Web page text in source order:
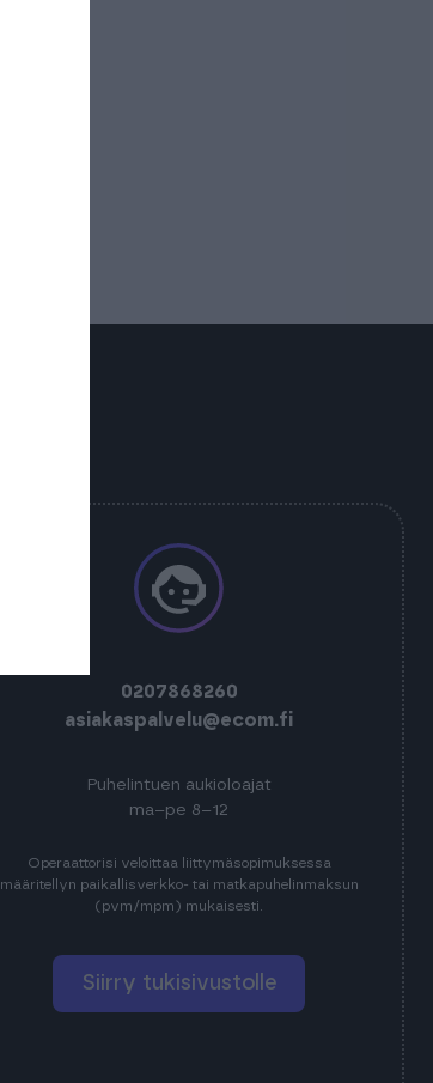
0207868260
asiakaspalvelu@ecom.fi
Puhelintuen aukioloajat
ma–pe 8–12
Operaattorisi veloittaa liittymäsopimuksessa
määritellyn paikallisverkko- tai matkapuhelinmaksun
(pvm/mpm) mukaisesti.
Siirry tukisivustolle